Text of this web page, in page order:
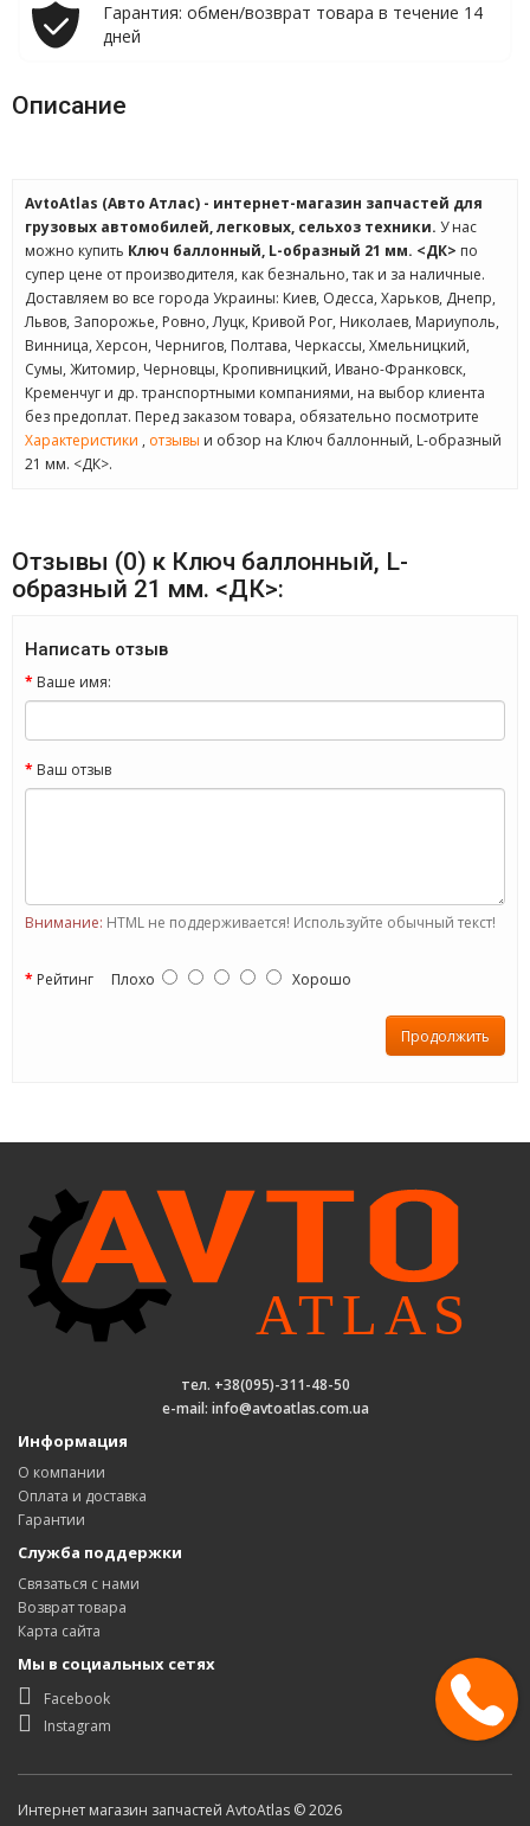
Гарантия: обмен/возврат товара в течение 14
дней
Описание
AvtoAtlas (Авто Атлас) - интернет-магазин запчастей для
грузовых автомобилей, легковых, сельхоз техники. У нас
можно купить Ключ баллонный, L-образный 21 мм. <ДК> по
супер цене от производителя, как безнально, так и за наличные.
Доставляем во все города Украины: Киев, Одесса, Харьков, Днепр,
Львов, Запорожье, Ровно, Луцк, Кривой Рог, Николаев, Мариуполь,
Винница, Херсон, Чернигов, Полтава, Черкассы, Хмельницкий,
Сумы, Житомир, Черновцы, Кропивницкий, Ивано-Франковск,
Кременчуг и др. транспортными компаниями, на выбор клиента
без предоплат. Перед заказом товара, обязательно посмотрите
Характеристики , отзывы и обзор на Ключ баллонный, L-образный
21 мм. <ДК>.
Отзывы (0) к Ключ баллонный, L-
образный 21 мм. <ДК>:
Написать отзыв
Ваше имя:
Ваш отзыв
Внимание: HTML не поддерживается! Используйте обычный текст!
Рейтинг Плохо Хорошо
Продолжить
тел. +38(095)-311-48-50
e-mail: info@avtoatlas.com.ua
Информация
О компании
Оплата и доставка
Гарантии
Служба поддержки
Связаться с нами
Возврат товара
Карта сайта
Мы в социальных сетях
Facebook
Instagram
Интернет магазин запчастей AvtoAtlas © 2026